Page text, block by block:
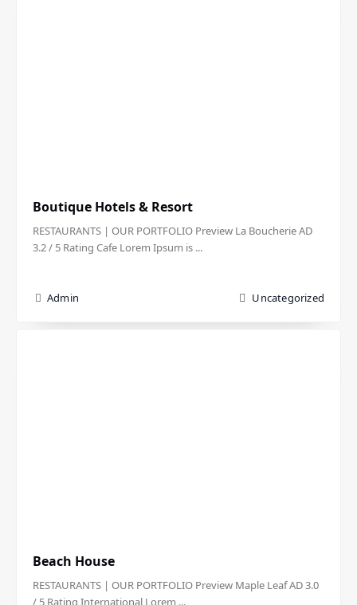
Boutique Hotels & Resort
RESTAURANTS | OUR PORTFOLIO Preview La Boucherie AD
3.2 / 5 Rating Cafe Lorem Ipsum is ...
Admin Uncategorized
Beach House
RESTAURANTS | OUR PORTFOLIO Preview Maple Leaf AD 3.0
/ 5 Rating International Lorem ...